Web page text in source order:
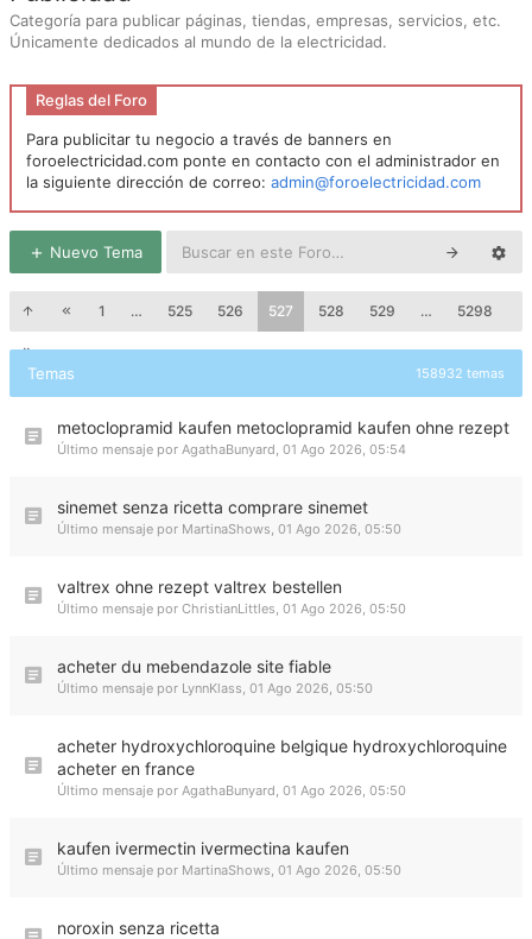
Categoría para publicar páginas, tiendas, empresas, servicios, etc.
Únicamente dedicados al mundo de la electricidad.
Reglas del Foro
Para publicitar tu negocio a través de banners en
foroelectricidad.com ponte en contacto con el administrador en
la siguiente dirección de correo: admin@foroelectricidad.com
Nuevo Tema
1 … 525 526 527 528 529 … 5298
Temas 158932 temas
metoclopramid kaufen metoclopramid kaufen ohne rezept
Último mensaje por AgathaBunyard, 01 Ago 2026, 05:54
sinemet senza ricetta comprare sinemet
Último mensaje por MartinaShows, 01 Ago 2026, 05:50
valtrex ohne rezept valtrex bestellen
Último mensaje por ChristianLittles, 01 Ago 2026, 05:50
acheter du mebendazole site fiable
Último mensaje por LynnKlass, 01 Ago 2026, 05:50
acheter hydroxychloroquine belgique hydroxychloroquine
acheter en france
Último mensaje por AgathaBunyard, 01 Ago 2026, 05:50
kaufen ivermectin ivermectina kaufen
Último mensaje por MartinaShows, 01 Ago 2026, 05:50
noroxin senza ricetta